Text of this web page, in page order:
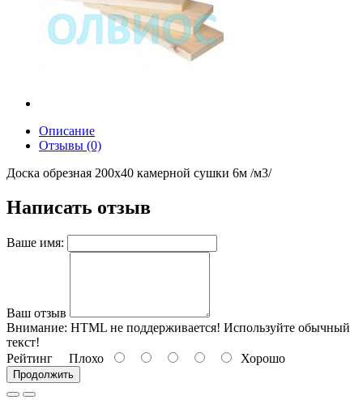
Описание
Отзывы (0)
Доска обрезная 200х40 камерной сушки 6м /м3/
Написать отзыв
Ваше имя:
Ваш отзыв
Внимание: HTML не поддерживается! Используйте обычный
текст!
Рейтинг Плохо Хорошо
Продолжить